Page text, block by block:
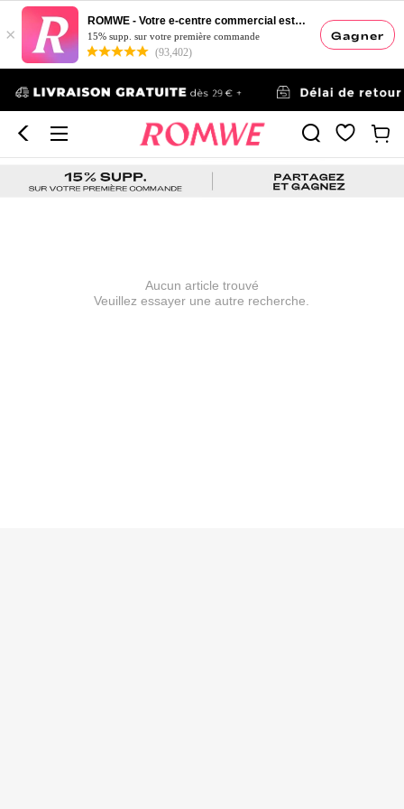
Gagner
×
ROMWE - Votre e-centre commercial esthétique
15% supp. sur votre première commande
(93,402)
Aucun article trouvé
Veuillez essayer une autre recherche.